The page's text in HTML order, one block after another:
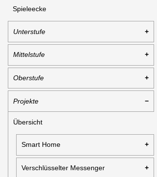
Spieleecke
Unterstufe
Mittelstufe
Oberstufe
Projekte
Übersicht
Smart Home
Verschlüsselter Messenger